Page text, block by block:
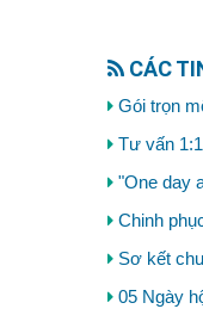
CÁC
Gói trọn
Tư vấn
"One day
Chinh
Sơ kết
05 Ngày